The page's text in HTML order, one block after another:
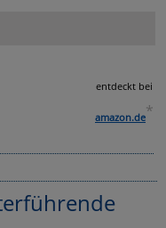
entdeckt bei
amazon.de*